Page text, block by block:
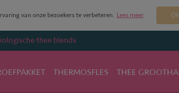
van onze bezoekers te verbeteren. Lees meer
THERMOSFLES THEE
thee blends